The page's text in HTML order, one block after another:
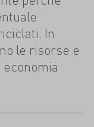
In
le risorse e